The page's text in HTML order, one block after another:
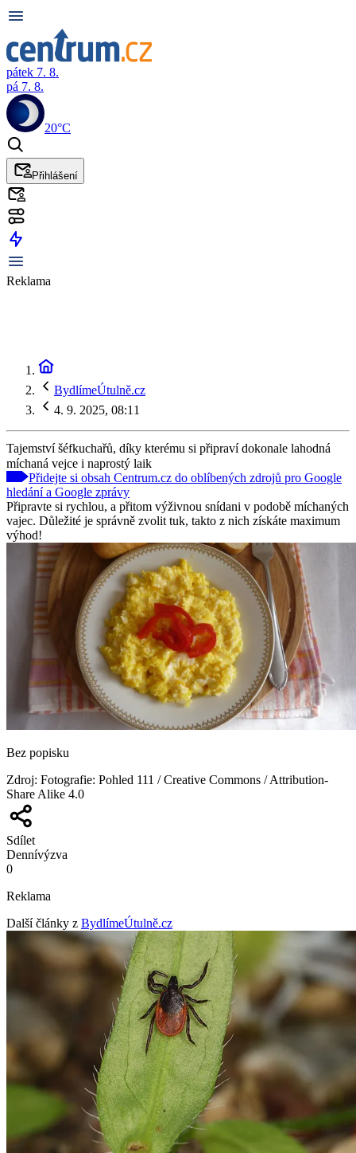
pátek 7. 8.
pá 7. 8.
20°C
Přihlášení
Reklama
BydlímeÚtulně.cz
4. 9. 2025, 08:11
Tajemství šéfkuchařů, díky kterému si připraví dokonale lahodná
míchaná vejce i naprostý laik
Přidejte si obsah Centrum.cz do oblíbených zdrojů pro Google
hledání a Google zprávy
Připravte si rychlou, a přitom výživnou snídani v podobě míchaných
vajec. Důležité je správně zvolit tuk, takto z nich získáte maximum
výhod!
Bez popisku
Zdroj: Fotografie: Pohled 111 / Creative Commons / Attribution-
Share Alike 4.0
Sdílet
Dennívýzva
0
Reklama
Další články z BydlímeÚtulně.cz